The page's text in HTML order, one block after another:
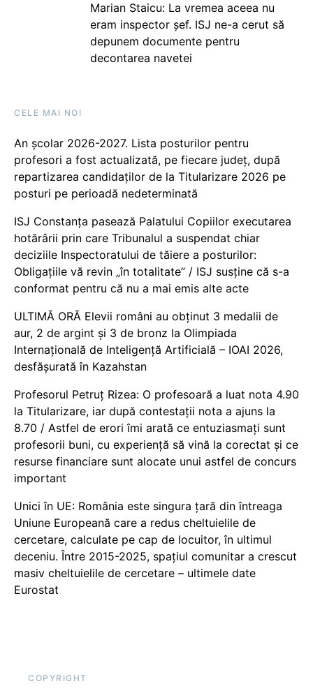
Marian Staicu: La vremea aceea nu
eram inspector șef. ISJ ne-a cerut să
depunem documente pentru
decontarea navetei
CELE MAI NOI
An școlar 2026-2027. Lista posturilor pentru
profesori a fost actualizată, pe fiecare județ, după
repartizarea candidaților de la Titularizare 2026 pe
posturi pe perioadă nedeterminată
ISJ Constanța pasează Palatului Copiilor executarea
hotărârii prin care Tribunalul a suspendat chiar
deciziile Inspectoratului de tăiere a posturilor:
Obligațiile vă revin „în totalitate” / ISJ susține că s-a
conformat pentru că nu a mai emis alte acte
ULTIMĂ ORĂ Elevii români au obținut 3 medalii de
aur, 2 de argint și 3 de bronz la Olimpiada
Internațională de Inteligență Artificială – IOAI 2026,
desfășurată în Kazahstan
Profesorul Petruț Rizea: O profesoară a luat nota 4.90
la Titularizare, iar după contestații nota a ajuns la
8.70 / Astfel de erori îmi arată ce entuziasmați sunt
profesorii buni, cu experiență să vină la corectat și ce
resurse financiare sunt alocate unui astfel de concurs
important
Unici în UE: România este singura țară din întreaga
Uniune Europeană care a redus cheltuielile de
cercetare, calculate pe cap de locuitor, în ultimul
deceniu. Între 2015-2025, spațiul comunitar a crescut
masiv cheltuielile de cercetare – ultimele date
Eurostat
COPYRIGHT